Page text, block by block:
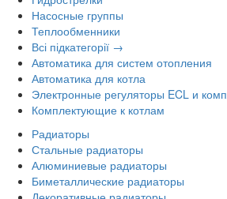
Насосные группы
Теплообменники
Всі підкатегорії →
Автоматика для систем отопления
Автоматика для котла
Электронные регуляторы ECL и
Комплектующие к котлам
Радиаторы
Стальные радиаторы
Алюминиевые радиаторы
Биметаллические радиаторы